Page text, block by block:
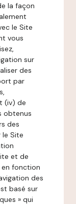
la façon
le Site
vous
sur
des
par
(iv) de
obtenus
des
Site
et de
fonction
des
basé sur
» qui